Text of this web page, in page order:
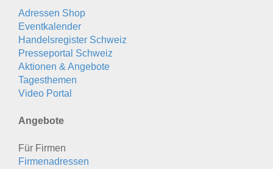
Adressen Shop
Eventkalender
Handelsregister Schweiz
Presseportal Schweiz
Aktionen & Angebote
Tagesthemen
Video Portal
Angebote
Für Firmen
Firmenadressen